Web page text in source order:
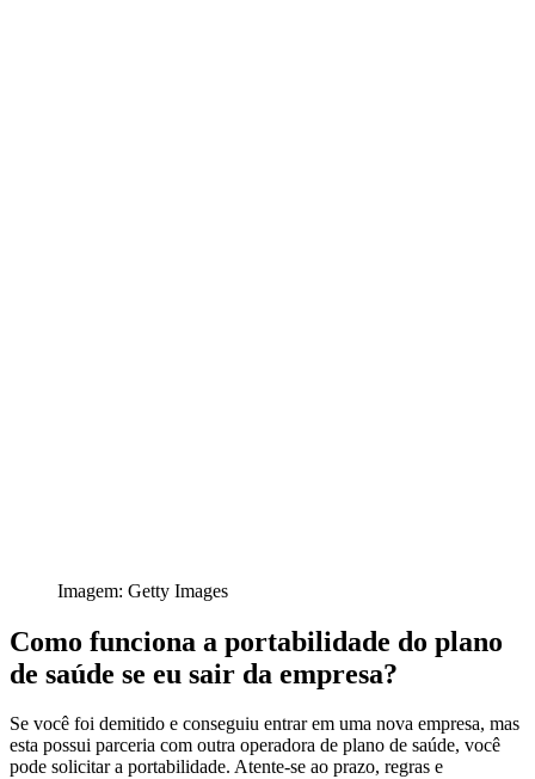
Imagem: Getty Images
Como funciona a portabilidade do plano
de saúde se eu sair da empresa?
Se você foi demitido e conseguiu entrar em uma nova empresa, mas
esta possui parceria com outra operadora de plano de saúde, você
pode solicitar a portabilidade. Atente-se ao prazo, regras e